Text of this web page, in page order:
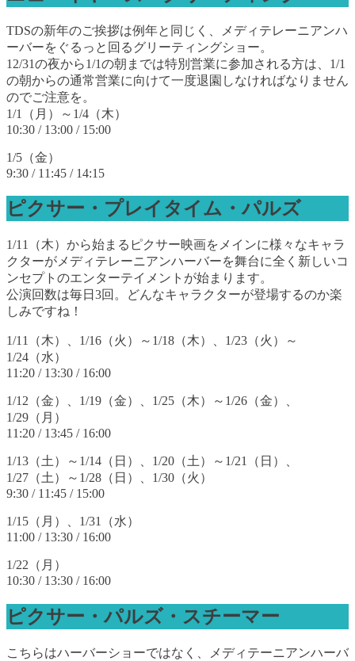
TDSの新年のご挨拶は例年と同じく、メディテレーニアンハ
ーバーをぐるっと回るグリーティングショー。
12/31の夜から1/1の朝までは特別営業に参加される方は、1/1
の朝からの通常営業に向けて一度退園しなければなりません
のでご注意を。
1/1（月）～1/4（木）
10:30 / 13:00 / 15:00
1/5（金）
9:30 / 11:45 / 14:15
ピクサー・プレイタイム・パルズ
1/11（木）から始まるピクサー映画をメインに様々なキャラ
クターがメディテレーニアンハーバーを舞台に全く新しいコ
ンセプトのエンターテイメントが始まります。
公演回数は毎日3回。どんなキャラクターが登場するのか楽
しみですね！
1/11（木）、1/16（火）～1/18（木）、1/23（火）～
1/24（水）
11:20 / 13:30 / 16:00
1/12（金）、1/19（金）、1/25（木）～1/26（金）、
1/29（月）
11:20 / 13:45 / 16:00
1/13（土）～1/14（日）、1/20（土）～1/21（日）、
1/27（土）～1/28（日）、1/30（火）
9:30 / 11:45 / 15:00
1/15（月）、1/31（水）
11:00 / 13:30 / 16:00
1/22（月）
10:30 / 13:30 / 16:00
ピクサー・パルズ・スチーマー
こちらはハーバーショーではなく、メディテーニアンハーバ